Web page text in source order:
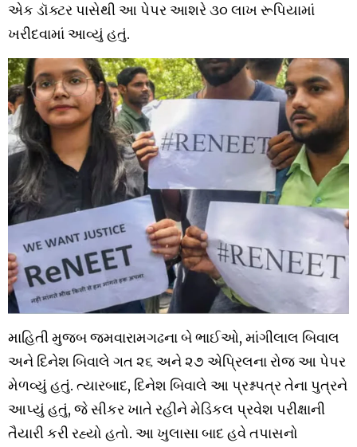
એક ડૉક્ટર પાસેથી આ પેપર આશરે ૩૦ લાખ રૂપિયામાં
ખરીદવામાં આવ્યું હતું.
માહિતી મુજબ જમવારામગઢના બે ભાઈઓ, માંગીલાલ બિવાલ
અને દિનેશ બિવાલે ગત ૨૬ અને ૨૭ એપ્રિલના રોજ આ પેપર
મેળવ્યું હતું. ત્યારબાદ, દિનેશ બિવાલે આ પ્રશ્નપત્ર તેના પુત્રને
આપ્યું હતું, જે સીકર ખાતે રહીને મેડિકલ પ્રવેશ પરીક્ષાની
તૈયારી કરી રહ્યો હતો. આ ખુલાસા બાદ હવે તપાસનો